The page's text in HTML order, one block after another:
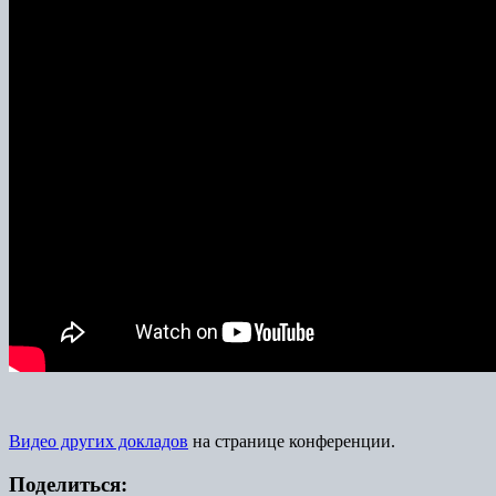
Видео других докладов на странице конференции.
Поделиться: